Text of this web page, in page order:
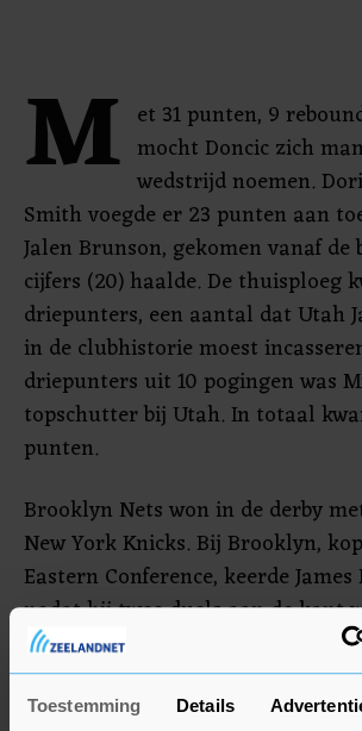
Toestemming Details
M et 31 punten, 9
mocht Doncic zich
wedstrijd noemen.
Smith voegde er 23 punten aan
Jalen Brunson, gekomen vanaf de
cijfers (20) haalde. De thuisploeg
driepunters, een aantal dat Utah
in de clubhistorie moest
driepunters uit 10 pogingen was
topschutter bij Utah. In totaal
punten.
Brooklyn Nets won in de derby
New York Knicks. Bij Brooklyn,
Eastern Conference, keerde
nadat hij twee duels aan de kant
vanwege een blessure. De rentree
minuten waarna Harden opnieuw
naar de kant ging.